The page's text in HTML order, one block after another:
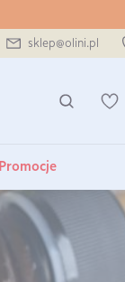
sklep@olini.pl
Promocje